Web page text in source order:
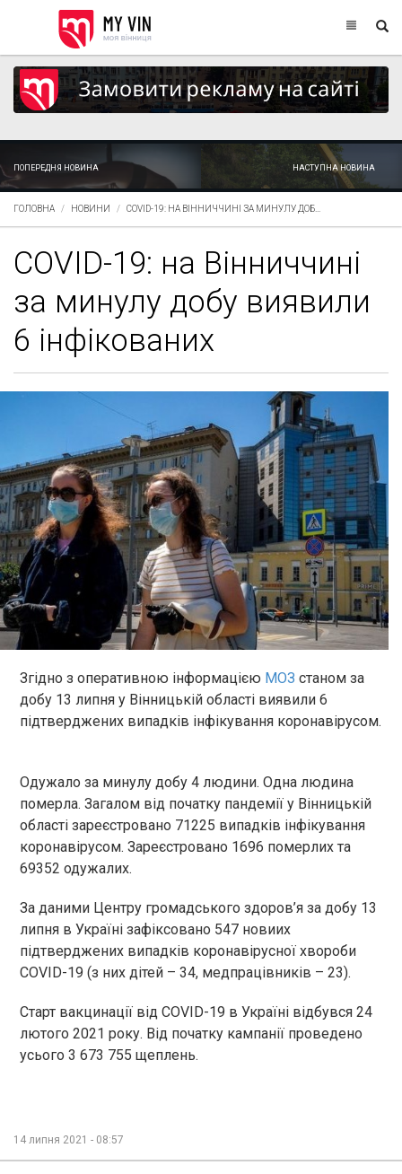
ПОПЕРЕДНЯ НОВИНА НАСТУПНА НОВИНА
ГОЛОВНА НОВИНИ COVID-19: НА ВІННИЧЧИНІ ЗА МИНУЛУ ДОБ...
COVID-19: на Вінниччині
за минулу добу виявили
6 інфікованих
Згідно з оперативною інформацією МОЗ станом за
добу 13 липня у Вінницькій області виявили 6
підтверджених випадків інфікування коронавірусом.
Одужало за минулу добу 4 людини. Одна людина
померла. Загалом від початку пандемії у Вінницькій
області зареєстровано 71225 випадків інфікування
коронавірусом. Зареєстровано 1696 померлих та
69352 одужалих.
За даними Центру громадського здоров’я за добу 13
липня в Україні зафіксовано 547 новиих
підтверджених випадків коронавірусної хвороби
COVID-19 (з них дітей – 34, медпрацівників – 23).
Старт вакцинації від COVID-19 в Україні відбувся 24
лютого 2021 року. Від початку кампанії проведено
усього 3 673 755 щеплень.
14 липня 2021 - 08:57